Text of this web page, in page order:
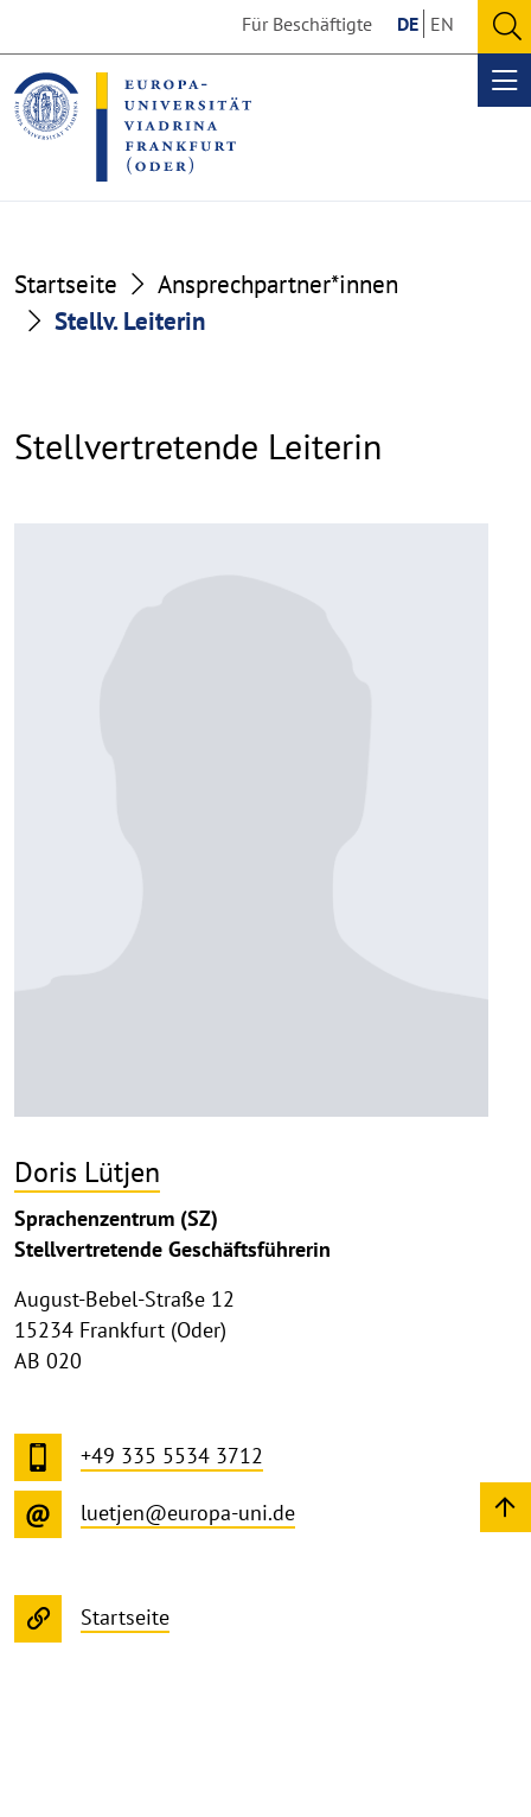
the
content
section
the
footer
section
Für Beschäftigte DE EN
Startseite
Ansprechpartner*innen
Stellv. Leiterin
Stellvertretende Leiterin
Doris Lütjen
Sprachenzentrum (SZ)
Stellvertretende Geschäftsführerin
August-Bebel-Straße 12
15234 Frankfurt (Oder)
AB 020
+49 335 5534 3712
luetjen@europa-uni.de
Startseite